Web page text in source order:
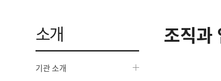
소개
기관 소개
조직과